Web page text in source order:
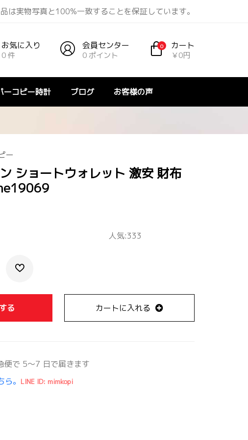
は実物写真と100%一致することを保証しています。
お気に入り
0 件
会員センター
0 ポイント
0 カート
￥0円
ーコピー時計 ブログ お客様の声
ー
ショートウォレット 激安 財布
人気:333
る カートに入れる
便で 5～7 日で届きます
。 LINE ID: mimkopi